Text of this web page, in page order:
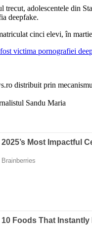
trecut, adolescentele din
deepfake.
cinci elevi, în
victima pornografiei
distribuit prin
Sandu Maria